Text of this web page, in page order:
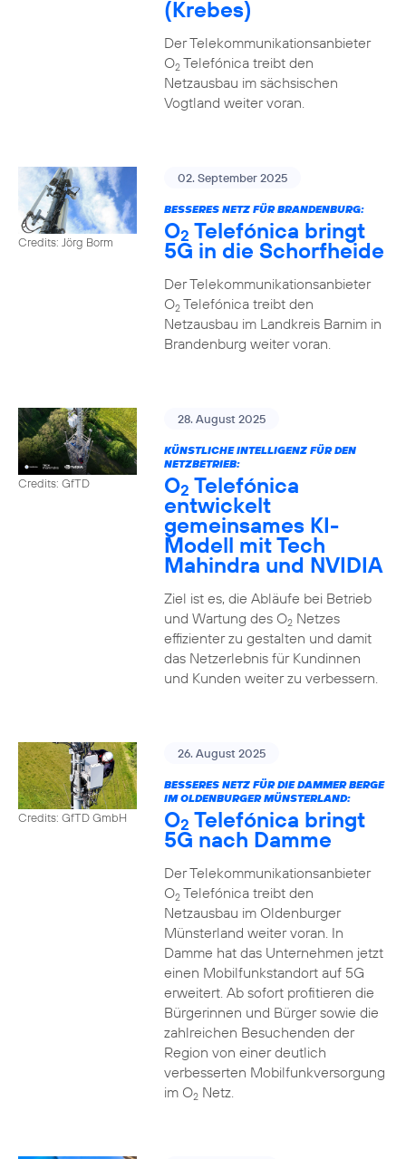
(Krebes)
Der Telekommunikationsanbieter
O2Telefónica treibt den
Netzausbau im sächsischen
Vogtland weiter voran.
Credits: Jörg Borm
02. September 2025
BESSERES NETZ FÜR BRANDENBURG:
O2 Telefónica bringt
5G in die Schorfheide
Der Telekommunikationsanbieter
O2Telefónica treibt den
Netzausbau im Landkreis Barnim in
Brandenburg weiter voran.
Credits: GfTD
28. August 2025
KÜNSTLICHE INTELLIGENZ FÜR DEN
NETZBETRIEB:
O2 Telefónica
entwickelt
gemeinsames KI-
Modell mit Tech
Mahindra und NVIDIA
Ziel ist es, die Abläufe bei Betrieb
und Wartung des O2Netzes
effizienter zu gestalten und damit
das Netzerlebnis für Kundinnen
und Kunden weiter zu verbessern.
Credits: GfTD GmbH
26. August 2025
BESSERES NETZ FÜR DIE DAMMER BERGE
IM OLDENBURGER MÜNSTERLAND:
O2 Telefónica bringt
5G nach Damme
Der Telekommunikationsanbieter
O2Telefónica treibt den
Netzausbau im Oldenburger
Münsterland weiter voran. In
Damme hat das Unternehmen jetzt
einen Mobilfunkstandort auf 5G
erweitert. Ab sofort profitieren die
Bürgerinnen und Bürger sowie die
zahlreichen Besuchenden der
Region von einer deutlich
verbesserten Mobilfunkversorgung
im O2Netz.